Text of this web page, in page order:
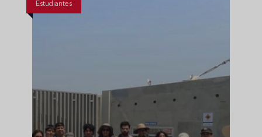
Estudiantes